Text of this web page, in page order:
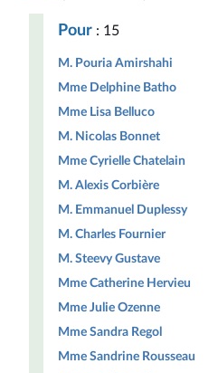
Pour : 15
M. Pouria Amirshahi
Mme Delphine Batho
Mme Lisa Belluco
M. Nicolas Bonnet
Mme Cyrielle Chatelain
M. Alexis Corbière
M. Emmanuel Duplessy
M. Charles Fournier
M. Steevy Gustave
Mme Catherine Hervieu
Mme Julie Ozenne
Mme Sandra Regol
Mme Sandrine Rousseau